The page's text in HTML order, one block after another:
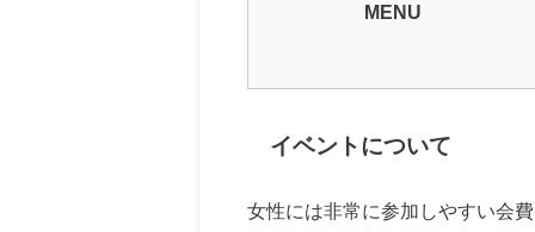
MENU
イベントについて
女性には非常に参加しやすい会